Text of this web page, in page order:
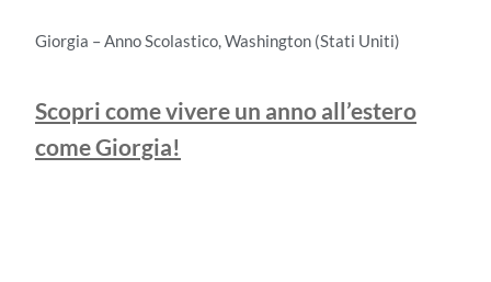
Giorgia – Anno Scolastico, Washington (Stati Uniti)
Scopri come vivere un anno all’estero
come Giorgia!